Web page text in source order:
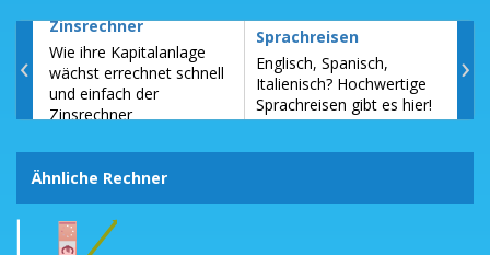
Zinsrechner
Wie ihre Kapitalanlage
wächst errechnet schnell
und einfach der
Zinsrechner
Sprachreisen
Englisch, Spanisch,
Italienisch? Hochwertige
Sprachreisen gibt es hier!
‹ ›
Ähnliche Rechner